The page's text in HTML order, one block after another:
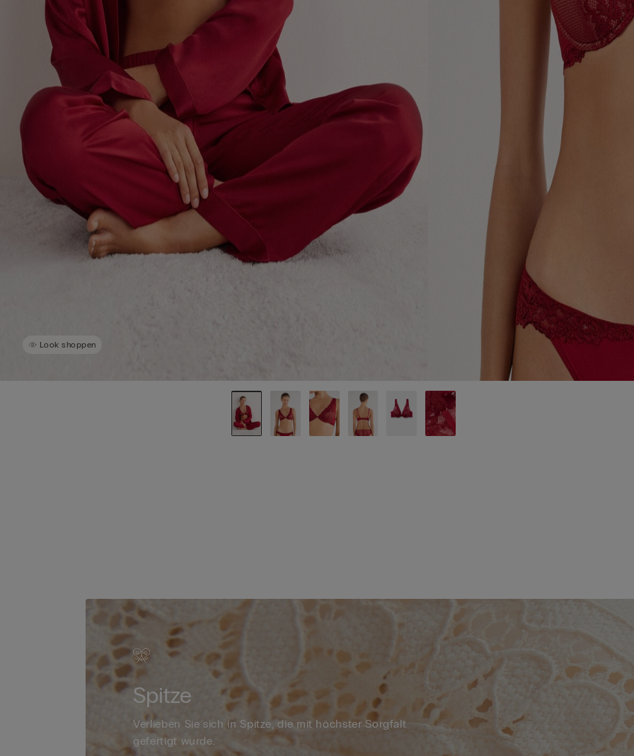
Look shoppen
Spitze
Verlieben Sie sich in Spitze, die mit höchster Sorgfalt
gefertigt wurde.